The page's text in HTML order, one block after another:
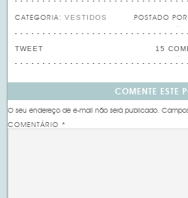
CATEGORIA:VESTIDOS POSTADO
15
TWEET
COMENTE ESTE
O seu endereço de e-mail não será publicado.
COMENTÁRIO*